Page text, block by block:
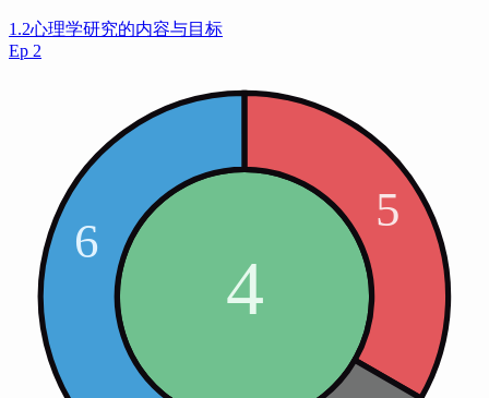
1.2心理学研究的内容与目标
Ep 2